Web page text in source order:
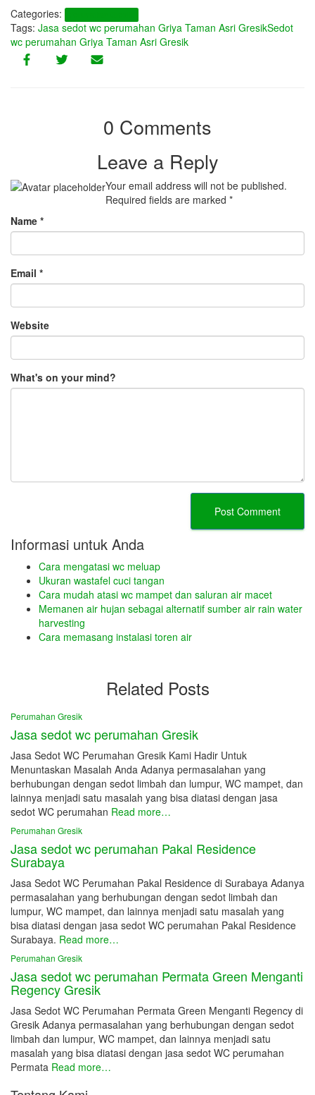
Categories:
Tags: Jasa sedot wc perumahan Griya Taman Asri GresikSedot
wc perumahan Griya Taman Asri Gresik
0 Comments
Leave a Reply
Your email address will not be published.
Required fields are marked *
Name *
Email *
Website
What's on your mind?
Informasi untuk Anda
Cara mengatasi wc meluap
Ukuran wastafel cuci tangan
Cara mudah atasi wc mampet dan saluran air macet
Memanen air hujan sebagai alternatif sumber air rain water
harvesting
Cara memasang instalasi toren air
Related Posts
Perumahan Gresik
Jasa sedot wc perumahan Gresik
Jasa Sedot WC Perumahan Gresik Kami Hadir Untuk
Menuntaskan Masalah Anda Adanya permasalahan yang
berhubungan dengan sedot limbah dan lumpur, WC mampet, dan
lainnya menjadi satu masalah yang bisa diatasi dengan jasa
sedot WC perumahan Read more…
Perumahan Gresik
Jasa sedot wc perumahan Pakal Residence
Surabaya
Jasa Sedot WC Perumahan Pakal Residence di Surabaya Adanya
permasalahan yang berhubungan dengan sedot limbah dan
lumpur, WC mampet, dan lainnya menjadi satu masalah yang
bisa diatasi dengan jasa sedot WC perumahan Pakal Residence
Surabaya. Read more…
Perumahan Gresik
Jasa sedot wc perumahan Permata Green Menganti
Regency Gresik
Jasa Sedot WC Perumahan Permata Green Menganti Regency di
Gresik Adanya permasalahan yang berhubungan dengan sedot
limbah dan lumpur, WC mampet, dan lainnya menjadi satu
masalah yang bisa diatasi dengan jasa sedot WC perumahan
Permata Read more…